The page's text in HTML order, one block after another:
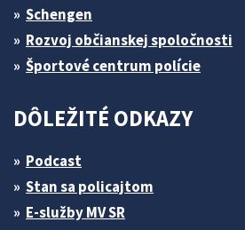
Schengen
Rozvoj občianskej spoločnosti
Športové centrum polície
DÔLEŽITÉ ODKAZY
Podcast
Stan sa policajtom
E-služby MV SR